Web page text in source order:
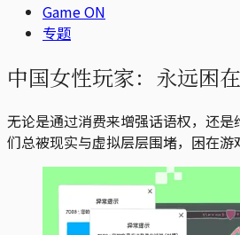
Game ON
专题
中国女性玩家：永远困
无论是通过消费来增强话语权，还
们总被现实与虚拟层层围堵，困在游